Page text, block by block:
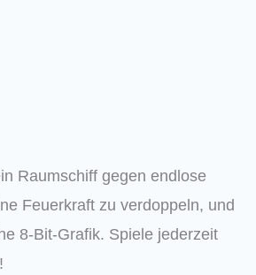
Raumschiff gegen endlose
Feuerkraft zu verdoppeln, und
8-Bit-Grafik. Spiele jederzeit